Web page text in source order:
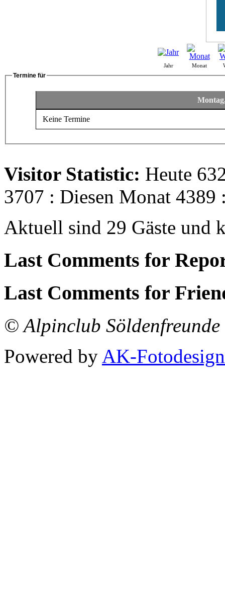
Jahr Monat
Termine für
Keine Termine
Visitor Statistic: Heute
3707 : Diesen Monat 4389
Aktuell sind 29 Gäste und
Last Comments for
Last Comments for
© Alpinclub
Powered by AK-Fotodesign